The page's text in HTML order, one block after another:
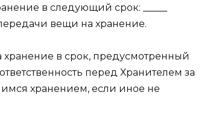
в следующий срок: _____
вещи на хранение.
в срок, предусмотренный
перед Хранителем за
хранением, если иное не